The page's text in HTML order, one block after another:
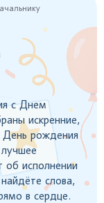
с Днем
искренние,
рождения
исполнении
слова,
в сердце.